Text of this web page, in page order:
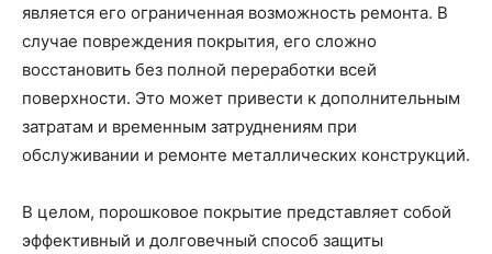
является его ограниченная возможность ремонта. В
случае повреждения покрытия, его сложно
восстановить без полной переработки всей
поверхности. Это может привести к дополнительным
затратам и временным затруднениям при
обслуживании и ремонте металлических конструкций.
В целом, порошковое покрытие представляет собой
эффективный и долговечный способ защиты